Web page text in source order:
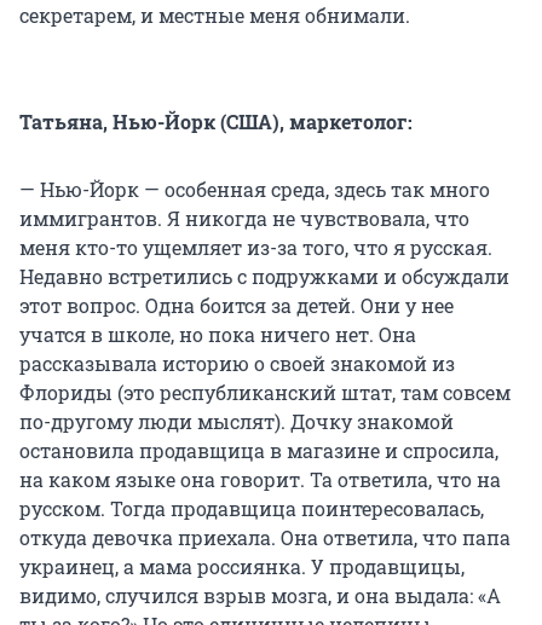
секретарем, и местные меня обнимали.
Татьяна, Нью-Йорк (США), маркетолог:
— Нью-Йорк — особенная среда, здесь так много
иммигрантов. Я никогда не чувствовала, что
меня кто-то ущемляет из-за того, что я русская.
Недавно встретились с подружками и обсуждали
этот вопрос. Одна боится за детей. Они у нее
учатся в школе, но пока ничего нет. Она
рассказывала историю о своей знакомой из
Флориды (это республиканский штат, там совсем
по-другому люди мыслят). Дочку знакомой
остановила продавщица в магазине и спросила,
на каком языке она говорит. Та ответила, что на
русском. Тогда продавщица поинтересовалась,
откуда девочка приехала. Она ответила, что папа
украинец, а мама россиянка. У продавщицы,
видимо, случился взрыв мозга, и она выдала: «А